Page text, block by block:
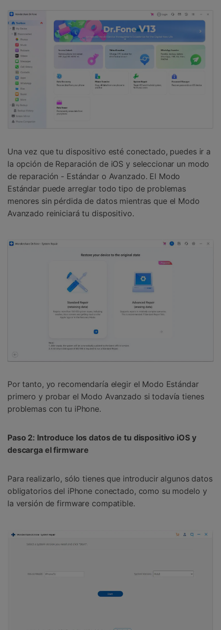
Una vez que tu dispositivo esté conectado, puedes ir a
la opción de Reparación de iOS y seleccionar un modo
de reparación - Estándar o Avanzado. El Modo
Estándar puede arreglar todo tipo de problemas
menores sin pérdida de datos mientras que el Modo
Avanzado reiniciará tu dispositivo.
Por tanto, yo recomendaría elegir el Modo Estándar
primero y probar el Modo Avanzado si todavía tienes
problemas con tu iPhone.
Paso 2: Introduce los datos de tu dispositivo iOS y
descarga el firmware
Para realizarlo, sólo tienes que introducir algunos datos
obligatorios del iPhone conectado, como su modelo y
la versión de firmware compatible.